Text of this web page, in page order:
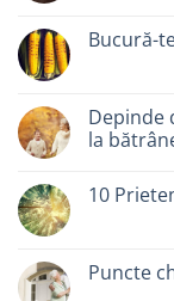
Bucură-
Depinde
la
10
Puncte